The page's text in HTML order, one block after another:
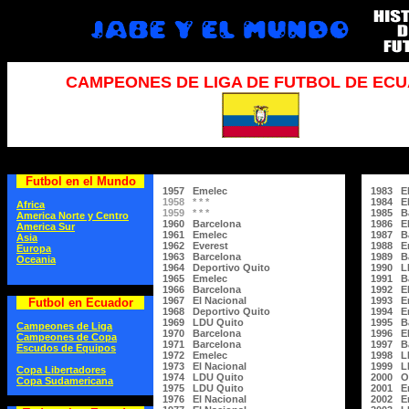
CAMPEONES DE LIGA DE FUTBOL DE
Futbol en el Mundo
Africa
America Norte y Centro
America Sur
Asia
Europa
Oceania
Futbol en Ecuador
Campeones de Liga
Campeones de Copa
Escudos de Equipos
Copa Libertadores
Copa Sudamericana
1957 Emelec
1958 * * *
1959 * * *
1960 Barcelona
1961 Emelec
1962 Everest
1963 Barcelona
1964 Deportivo Quito
1965 Emelec
1966 Barcelona
1967 El Nacional
1968 Deportivo Quito
1969 LDU Quito
1970 Barcelona
1971 Barcelona
1972 Emelec
1973 El Nacional
1974 LDU Quito
1975 LDU Quito
1976 El Nacional
1983
1984
1985
1986
1987
1988
1989
1990
1991
1992
1993
1994
1995
1996
1997
1998
1999
2000
2001
2002